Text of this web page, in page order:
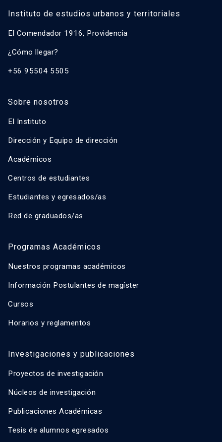
Instituto de estudios urbanos y territoriales
El Comendador 1916, Providencia
¿Cómo llegar?
+56 95504 5505
Sobre nosotros
El Instituto
Dirección y Equipo de dirección
Académicos
Centros de estudiantes
Estudiantes y egresados/as
Red de graduados/as
Programas Académicos
Nuestros programas académicos
Información Postulantes de magíster
Cursos
Horarios y reglamentos
Investigaciones y publicaciones
Proyectos de investigación
Núcleos de investigación
Publicaciones Académicas
Tesis de alumnos egresados